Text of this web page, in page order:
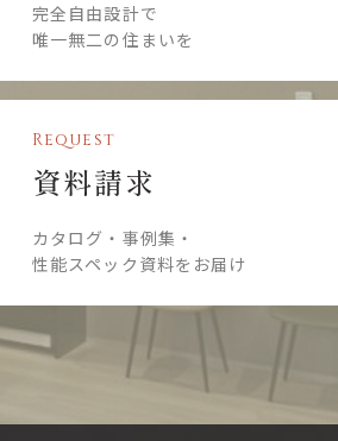
完全自由設計で
唯一無二の住まいを
Request
資料請求
カタログ・事例集・
性能スペック資料をお届け